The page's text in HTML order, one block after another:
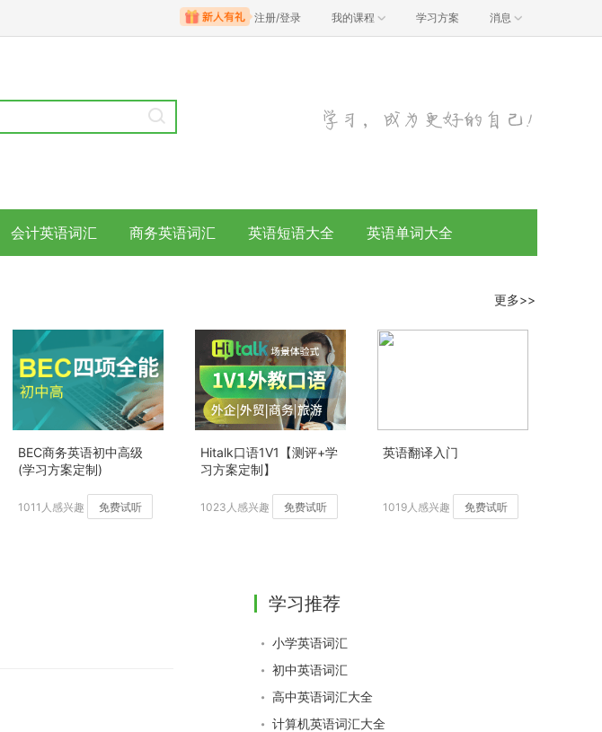
注册/登录 我的课程 学习方案 消息
会计英语词汇 商务英语词汇 英语短语大全 英语单词大全
更多>>
BEC商务英语初中高级
(学习方案定制)
1011人感兴趣 免费试听
Hitalk口语1V1【测评+学
习方案定制】
1023人感兴趣 免费试听
英语翻译入门
1019人感兴趣 免费试听
学习推荐
小学英语词汇
初中英语词汇
高中英语词汇大全
计算机英语词汇大全